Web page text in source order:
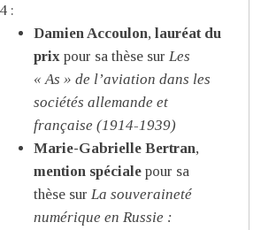
:
Damien Accoulon, lauréat du
prix pour sa thèse sur Les
« As » de l’aviation dans les
sociétés allemande et
française (1914-1939)
Marie-Gabrielle Bertran,
mention spéciale pour sa
thèse sur La souveraineté
numérique en Russie :